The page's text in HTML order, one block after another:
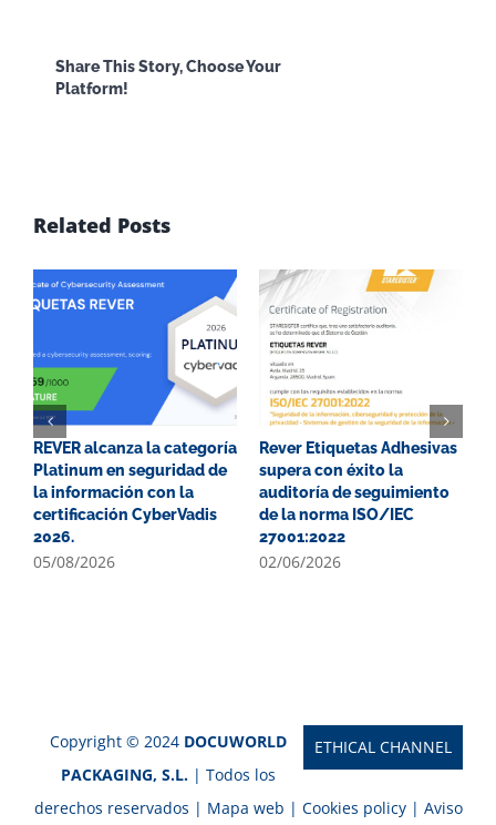
Share This Story, Choose Your
Platform!
Related Posts
REVER alcanza la categoría
Platinum en seguridad de
la información con la
certificación CyberVadis
2026.
05/08/2026
Rever Etiquetas Adhesivas
supera con éxito la
auditoría de seguimiento
de la norma ISO/IEC
27001:2022
02/06/2026
ETHICAL CHANNEL
Copyright © 2024 DOCUWORLD
PACKAGING, S.L. | Todos los
derechos reservados | Mapa web | Cookies policy| Aviso